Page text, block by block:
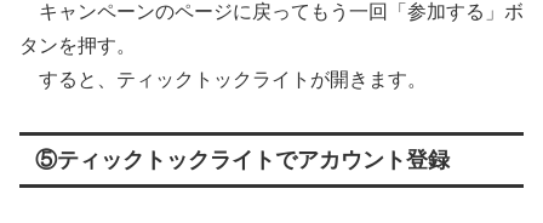
キャンペーンのページに戻ってもう一回「参加する」ボ
タンを押す。
すると、ティックトックライトが開きます。
⑤ティックトックライトでアカウント登録